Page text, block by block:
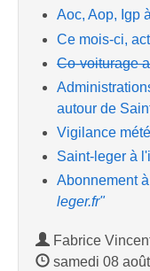
Aoc, Aop, Igp
Ce mois-ci,
Co-voiturage
autour de
Vigilance
Saint-leger à
Abonnement
leger.fr"
Fabrice
samedi 08